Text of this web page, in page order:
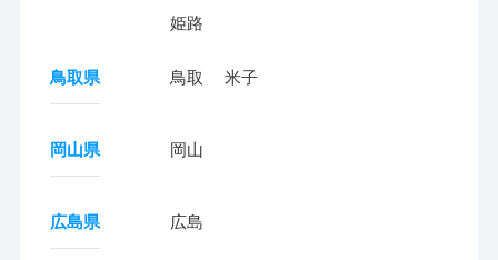
姫路
鳥取県 鳥取 米子
岡山県 岡山
広島県 広島